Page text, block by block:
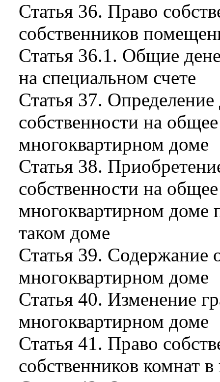
Статья 36. Право
собственников
Статья 36.1. Общие
на специальном счете
Статья 37.
собственности на
многоквартирном доме
Статья 38.
собственности на
многоквартирном доме
таком доме
Статья 39. Содержание
многоквартирном доме
Статья 40. Изменение
многоквартирном доме
Статья 41. Право
собственников комнат